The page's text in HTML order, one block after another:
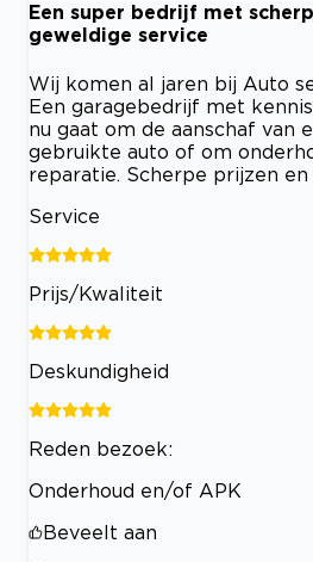
Een super bedrijf met
geweldige service
Wij komen al jaren bij Auto
Een garagebedrijf met
nu gaat om de aanschaf van
gebruikte auto of om
reparatie. Scherpe prijzen en
Service
Prijs/Kwaliteit
Deskundigheid
Reden bezoek:
Onderhoud en/of APK
Beveelt aan